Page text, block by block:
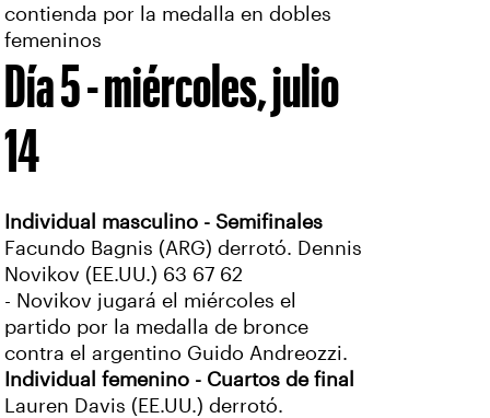
contienda por la medalla en dobles
femeninos
Día 5 - miércoles, julio
14
Individual masculino - Semifinales
Facundo Bagnis (ARG) derrotó. Dennis
Novikov (EE.UU.) 63 67 62
- Novikov jugará el miércoles el
partido por la medalla de bronce
contra el argentino Guido Andreozzi.
Individual femenino - Cuartos de final
Lauren Davis (EE.UU.) derrotó.